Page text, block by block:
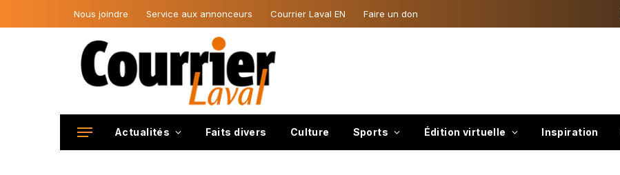
Nous joindre Service aux annonceurs Courrier Laval EN Faire un don
Actualités Faits divers Culture Sports Édition virtuelle Inspiration